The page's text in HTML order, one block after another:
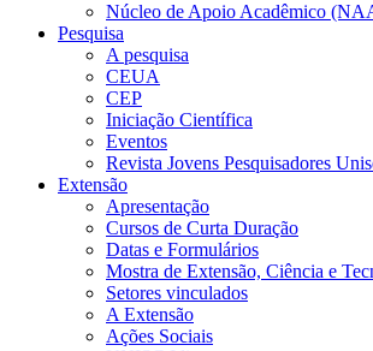
Núcleo de Apoio Acadêmico
Pesquisa
A pesquisa
CEUA
CEP
Iniciação Científica
Eventos
Revista Jovens Pesquisadores
Extensão
Apresentação
Cursos de Curta Duração
Datas e Formulários
Mostra de Extensão, Ciência e
Setores vinculados
A Extensão
Ações Sociais